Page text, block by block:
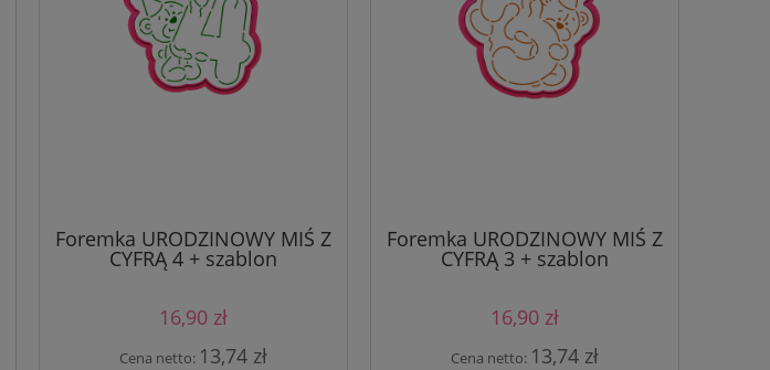
Foremka URODZINOWY MIŚ Z
CYFRĄ 4 + szablon
16,90 zł
Cena netto: 13,74 zł
Foremka URODZINOWY MIŚ Z
CYFRĄ 3 + szablon
16,90 zł
Cena netto: 13,74 zł